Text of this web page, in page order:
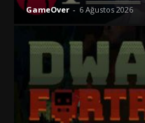
GameOver - 6 Ağustos 2026